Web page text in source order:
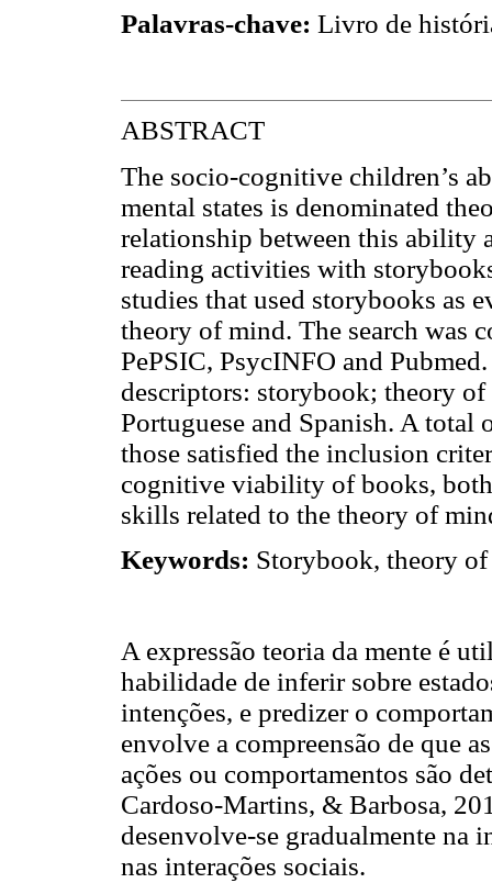
Palavras-chave: Livro de
ABSTRACT
The socio-cognitive children’s
mental states is denominated
relationship between this ability
reading activities with
studies that used storybooks as
theory of mind. The search was
PePSIC, PsycINFO and
descriptors: storybook; theory
Portuguese and Spanish. A
those satisfied the inclusion
cognitive viability of books, both
skills related to the theory of
Keywords: Storybook, theory
A expressão teoria da mente é
habilidade de inferir sobre
intenções, e predizer o
envolve a compreensão de que
ações ou comportamentos são
Cardoso-Martins, & Barbosa,
desenvolve-se gradualmente na
nas interações sociais.